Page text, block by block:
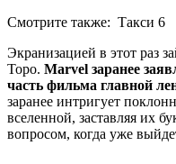
Смотрите также: Такси 6
Экранизацией в этот раз
Торо. Marvel заранее
часть фильма главной
заранее интригует
вселенной, заставляя их
вопросом, когда уже